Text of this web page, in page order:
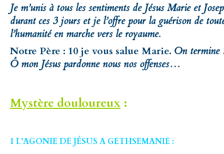
Je m’unis à tous les sentiments de Jésus Marie et
durant ces 3 jours et je l’offre pour la guérison de
l’humanité en marche vers le royaume.
Notre Père : 10 je vous salue Marie. On termine
Ô mon Jésus pardonne nous nos offenses…
Mystère douloureux :
1 L’AGONIE DE JÉSUS A GETHSEMANIE :